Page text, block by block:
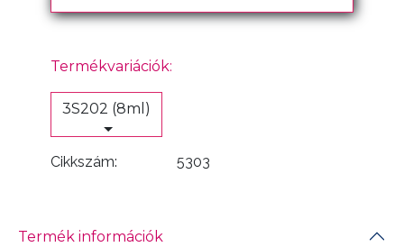
Termékvariációk:
3S202 (8ml)
Cikkszám: 5303
Termék információk